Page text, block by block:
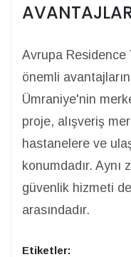
Avrupa Residence
önemli
Ümraniye'nin
proje, alışveriş
hastanelere ve
konumdadır.
güvenlik hizmeti
arasındadır.
Etiketler: